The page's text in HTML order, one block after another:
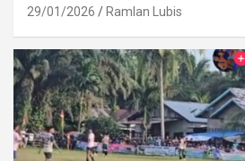
29/01/2026 Ramlan Lubis